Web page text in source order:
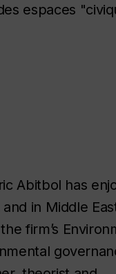
espaces
Abitbol has
in Middle
firm’s